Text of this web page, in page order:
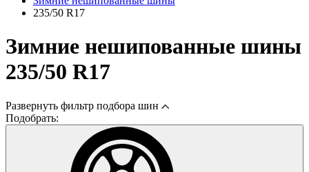
235/50 R17
Зимние нешипованные шины
235/50 R17
Развернуть фильтр подбора шин
Подобрать: